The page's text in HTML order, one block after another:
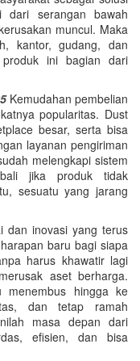
dari serangan bawah
muncul. Maka
kantor, gudang, dan
ini bagian dari
Kemudahan pembelian
popularitas. Dust
besar, serta bisa
layanan pengiriman
melengkapi sistem
jika produk tidak
sesuatu yang jarang
dan inovasi yang terus
baru bagi siapa
harus khawatir lagi
aset berharga.
menembus hingga ke
dan tetap ramah
masa depan dari
efisien, dan bisa